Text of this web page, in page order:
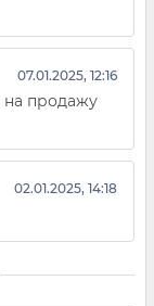
07.01.2025, 12:16
на продажу
02.01.2025, 14:18